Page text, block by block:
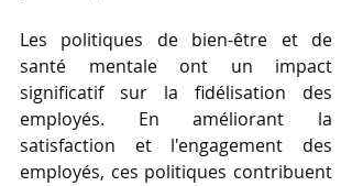
Les politiques de bien-être et de
santé mentale ont un impact
significatif sur la fidélisation des
employés. En améliorant la
satisfaction et l'engagement des
employés, ces politiques contribuent